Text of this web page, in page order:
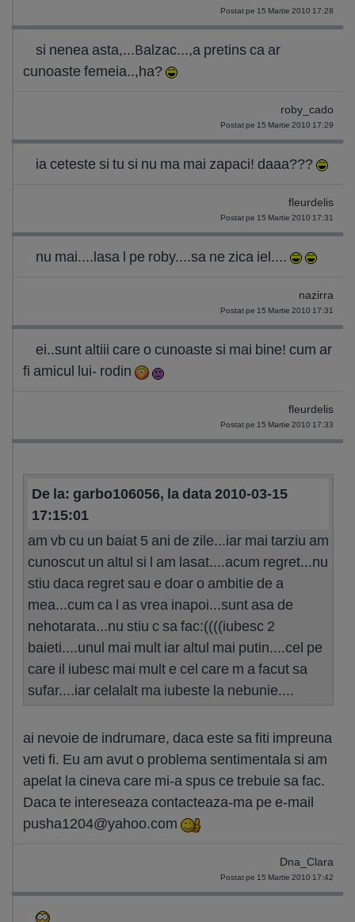
Postat pe 15 Martie 2010 17:28
si nenea asta,...Balzac...,a pretins ca ar
cunoaste femeia..,ha?
roby_cado
Postat pe 15 Martie 2010 17:29
ia ceteste si tu si nu ma mai zapaci! daaa???
fleurdelis
Postat pe 15 Martie 2010 17:31
nu mai....lasa l pe roby....sa ne zica iel....
nazirra
Postat pe 15 Martie 2010 17:31
ei..sunt altiii care o cunoaste si mai bine! cum ar
fi amicul lui- rodin
fleurdelis
Postat pe 15 Martie 2010 17:33
De la: garbo106056, la data 2010-03-15
17:15:01
am vb cu un baiat 5 ani de zile...iar mai tarziu am
cunoscut un altul si l am lasat....acum regret...nu
stiu daca regret sau e doar o ambitie de a
mea...cum ca l as vrea inapoi...sunt asa de
nehotarata...nu stiu c sa fac:((((iubesc 2
baieti....unul mai mult iar altul mai putin....cel pe
care il iubesc mai mult e cel care m a facut sa
sufar....iar celalalt ma iubeste la nebunie....
ai nevoie de indrumare, daca este sa fiti impreuna
veti fi. Eu am avut o problema sentimentala si am
apelat la cineva care mi-a spus ce trebuie sa fac.
Daca te intereseaza contacteaza-ma pe e-mail
pusha1204@yahoo.com
Dna_Clara
Postat pe 15 Martie 2010 17:42